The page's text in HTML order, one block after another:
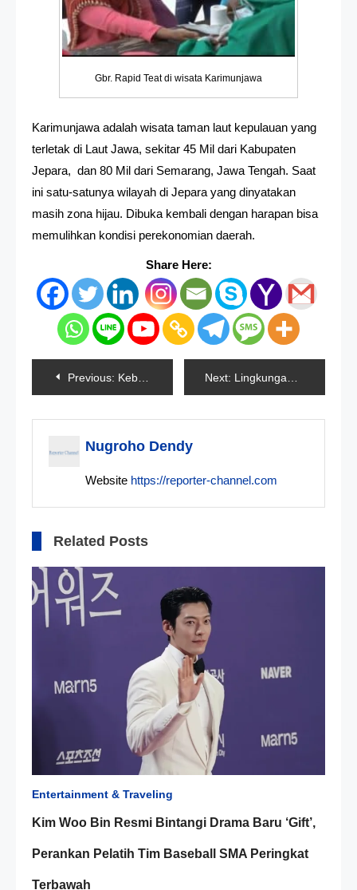
Gbr. Rapid Teat di wisata Karimunjawa
Karimunjawa adalah wisata taman laut kepulauan yang
terletak di Laut Jawa, sekitar 45 Mil dari Kabupaten
Jepara, dan 80 Mil dari Semarang, Jawa Tengah. Saat
ini satu-satunya wilayah di Jepara yang dinyatakan
masih zona hijau. Dibuka kembali dengan harapan bisa
memulihkan kondisi perekonomian daerah.
Share Here:
Navigasi
pos
Previous: Kebakaran Hanguskan 7 Bangunan Warga Next: Lingkungan Olahraga GBK Dibuka Lagi Untuk Umum
Nugroho Dendy
Website https://reporter-channel.com
Related Posts
Entertainment & Traveling
Kim Woo Bin Resmi Bintangi Drama Baru ‘Gift’,
Perankan Pelatih Tim Baseball SMA Peringkat
Terbawah